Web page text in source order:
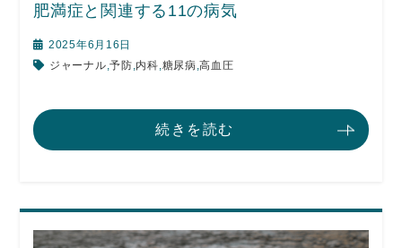
肥満症と関連する11の病気
2025年6月16日
ジャーナル ,予防 内科 糖尿病 ,高血圧
続きを読む